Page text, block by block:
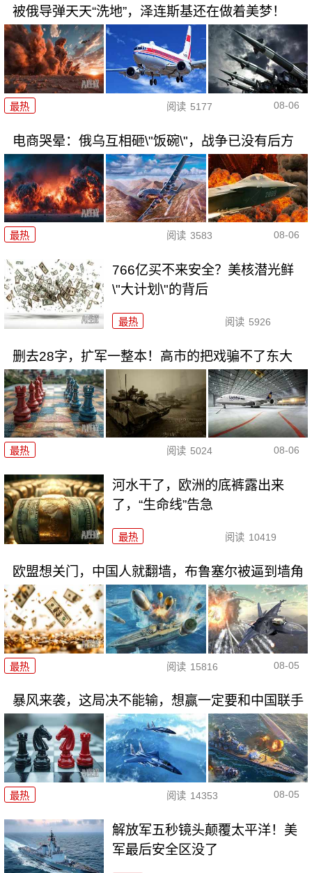
被俄导弹天天“洗地”，泽连斯基还在做着美梦！
最热 阅读 5177 08-06
电商哭晕：俄乌互相砸\"饭碗\"，战争已没有后方
最热 阅读 3583 08-06
766亿买不来安全？美核潜光鲜
\"大计划\"的背后
最热 阅读 5926
删去28字，扩军一整本！高市的把戏骗不了东大
最热 阅读 5024 08-06
河水干了，欧洲的底裤露出来
了，“生命线”告急
最热 阅读 10419
欧盟想关门，中国人就翻墙，布鲁塞尔被逼到墙角
最热 阅读 15816 08-05
暴风来袭，这局决不能输，想赢一定要和中国联手
最热 阅读 14353 08-05
解放军五秒镜头颠覆太平洋！美
军最后安全区没了